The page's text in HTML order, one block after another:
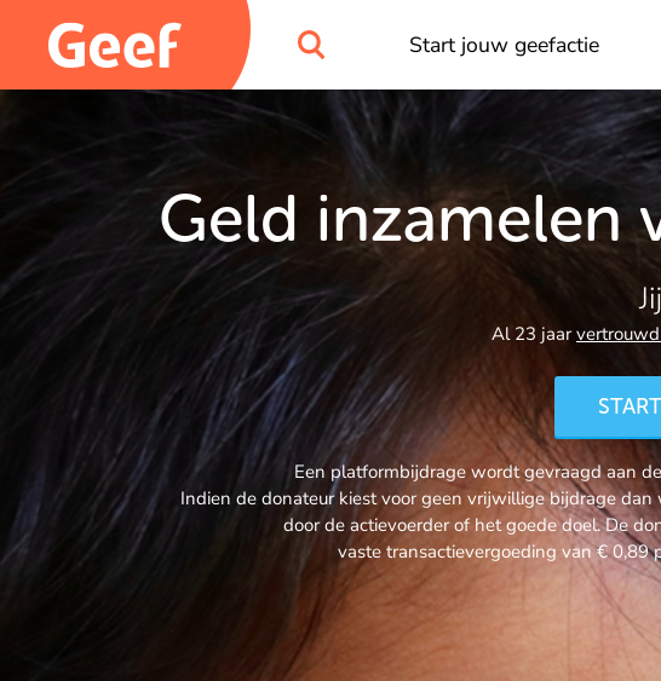
Start jouw geefactie
Geld inzamelen
Al 23 jaar
Een platformbijdrage wordt gevraagd aan
Indien de donateur kiest voor geen vrijwillige bijdrage
door de actievoerder of het goede doel. De
vaste transactievergoeding van €